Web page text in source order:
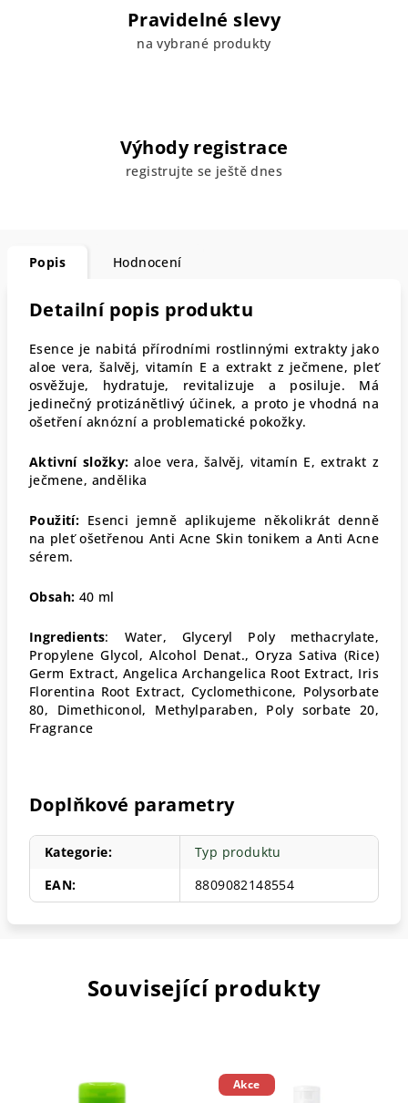
Pravidelné slevy
na vybrané produkty
Výhody registrace
registrujte se ještě dnes
Popis Hodnocení
Detailní popis produktu
Esence je nabitá přírodními rostlinnými extrakty jako
aloe vera, šalvěj, vitamín E a extrakt z ječmene, pleť
osvěžuje, hydratuje, revitalizuje a posiluje. Má
jedinečný protizánětlivý účinek, a proto je vhodná na
ošetření aknózní a problematické pokožky.
Aktivní složky: aloe vera, šalvěj, vitamín E, extrakt z
ječmene, andělika
Použití: Esenci jemně aplikujeme několikrát denně
na pleť ošetřenou Anti Acne Skin tonikem a Anti Acne
sérem.
Obsah: 40 ml
Ingredients: Water, Glyceryl Poly methacrylate,
Propylene Glycol, Alcohol Denat., Oryza Sativa (Rice)
Germ Extract, Angelica Archangelica Root Extract, Iris
Florentina Root Extract, Cyclomethicone, Polysorbate
80, Dimethiconol, Methylparaben, Poly sorbate 20,
Fragrance
Doplňkové parametry
Kategorie:
Typ produktu
EAN: 8809082148554
Související produkty
Akce